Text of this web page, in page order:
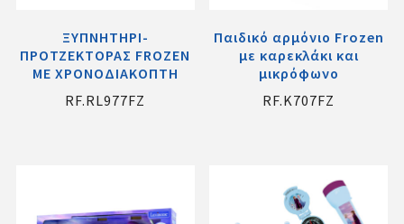
ΞΥΠΝΗΤΗΡΙ-
ΠΡΟΤΖΕΚΤΟΡΑΣ FROZEN
ME ΧΡΟΝΟΔΙΑΚΟΠΤΗ
RF.RL977FZ
Παιδικό αρμόνιο Frozen
με καρεκλάκι και
μικρόφωνο
RF.K707FZ